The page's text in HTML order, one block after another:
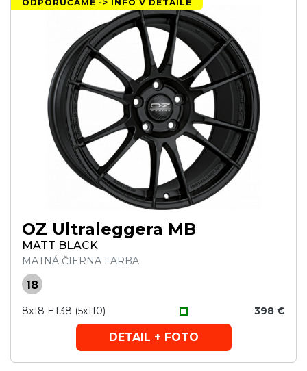
ODPORÚČAME -> INFO V DETAILE
OZ Ultraleggera MB
MATT BLACK
MATNÁ ČIERNA FARBA
18
8x18 ET38 (5x110) 398 €
DETAIL + FOTO